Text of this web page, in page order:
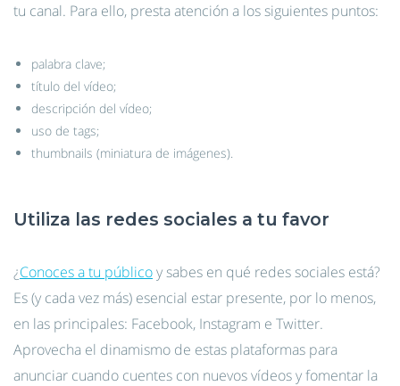
tu canal. Para ello, presta atención a los siguientes puntos:
palabra clave;
título del vídeo;
descripción del vídeo;
uso de tags;
thumbnails (miniatura de imágenes).
Utiliza las redes sociales a tu favor
¿Conoces a tu públicoy sabes en qué redes sociales está?
Es (y cada vez más) esencial estar presente, por lo menos,
en las principales: Facebook, Instagram e Twitter.
Aprovecha el dinamismo de estas plataformas para
anunciar cuando cuentes con nuevos vídeos y fomentar la